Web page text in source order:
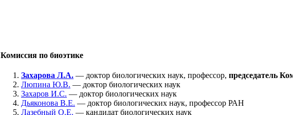
Комиссия по биоэтике
Захарова Л.А. — доктор биологических наук, профессор, председатель
Люпина Ю.В. — доктор биологических наук
Захаров И.С. — доктор биологических наук
Дьяконова В.Е. — доктор биологических наук, профессор РАН
Лазебный О.Е. — кандидат биологических наук